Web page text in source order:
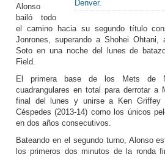
Denver.
Alonso
bailó todo
el camino hacia su segundo título
Jonrones, superando a Shohei
Soto en una noche del lunes de
Field.
El primera base de los Mets de
cuadrangulares en total para derrotar a
final del lunes y unirse a Ken Griffey
Céspedes (2013-14) como los únicos
en dos años consecutivos.
Bateando en el segundo turno, Alonso
los primeros dos minutos de la ronda